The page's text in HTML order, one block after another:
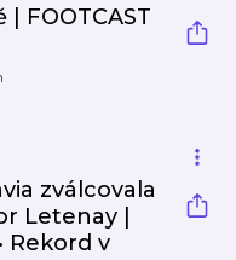
FOOTCAST
zválcovala
Letenay |
Rekord v